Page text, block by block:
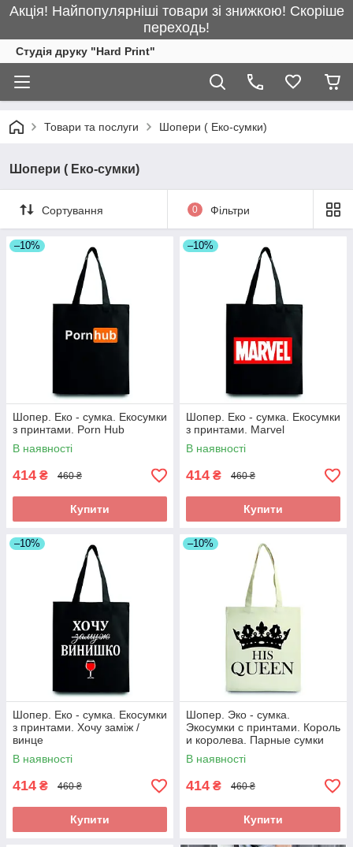
Акція! Найпопулярніші товари зі знижкою! Скоріше
переходь!
Студія друку "Hard Print"
Товари та послуги Шопери ( Еко-сумки)
Шопери ( Еко-сумки)
Сортування 0 Фільтри
–10%
Шопер. Еко - сумка. Екосумки
з принтами. Porn Hub
В наявності
414 ₴ 460 ₴
Купити
–10%
Шопер. Еко - сумка. Екосумки
з принтами. Marvel
В наявності
414 ₴ 460 ₴
Купити
–10%
Шопер. Еко - сумка. Екосумки
з принтами. Хочу заміж /
винце
В наявності
414 ₴ 460 ₴
Купити
–10%
Шопер. Эко - сумка.
Экосумки с принтами. Король
и королева. Парные сумки
В наявності
414 ₴ 460 ₴
Купити